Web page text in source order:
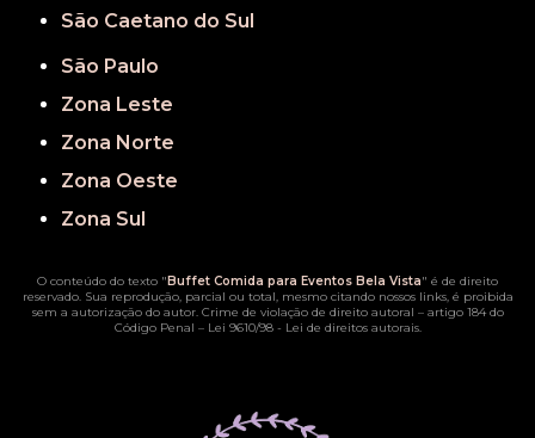
São Caetano do Sul
São Paulo
Zona Leste
Zona Norte
Zona Oeste
Zona Sul
O conteúdo do texto "Buffet Comida para Eventos Bela Vista" é de direito
reservado. Sua reprodução, parcial ou total, mesmo citando nossos links, é proibida
sem a autorização do autor. Crime de violação de direito autoral – artigo 184 do
Código Penal – Lei 9610/98 - Lei de direitos autorais.